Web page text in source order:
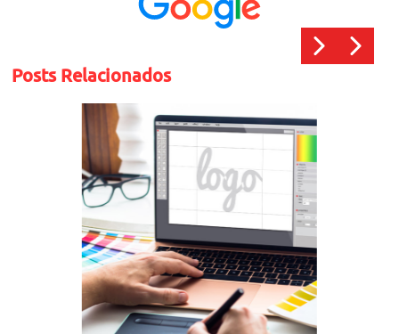
Posts Relacionados